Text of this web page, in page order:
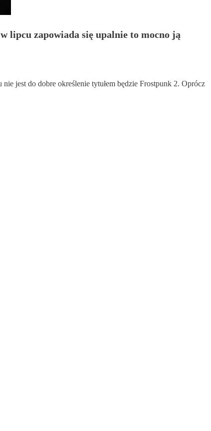
lipcu zapowiada się upalnie to mocno ją
jest do dobre określenie tytułem będzie Frostpunk 2. Oprócz